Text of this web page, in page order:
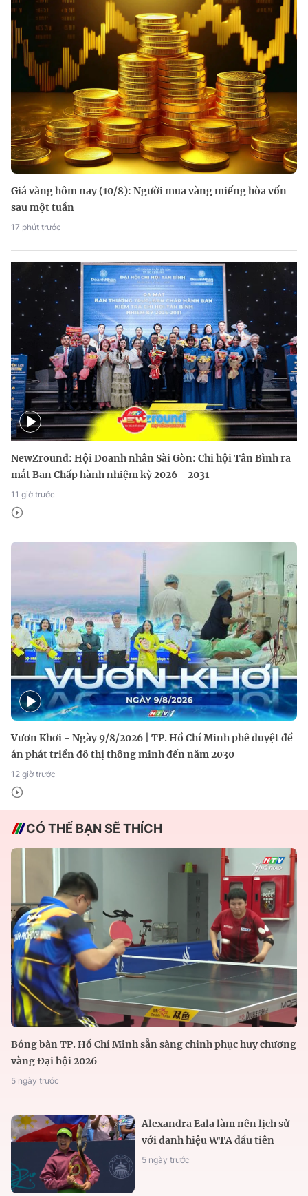
Giá vàng hôm nay (10/8): Người mua vàng miếng hòa vốn
sau một tuần
17 phút trước
NewZround: Hội Doanh nhân Sài Gòn: Chi hội Tân Bình ra
mắt Ban Chấp hành nhiệm kỳ 2026 - 2031
11 giờ trước
Vươn Khơi - Ngày 9/8/2026 | TP. Hồ Chí Minh phê duyệt đề
án phát triển đô thị thông minh đến năm 2030
12 giờ trước
CÓ THỂ BẠN SẼ THÍCH
Bóng bàn TP. Hồ Chí Minh sẵn sàng chinh phục huy chương
vàng Đại hội 2026
5 ngày trước
Alexandra Eala làm nên lịch sử
với danh hiệu WTA đầu tiên
5 ngày trước